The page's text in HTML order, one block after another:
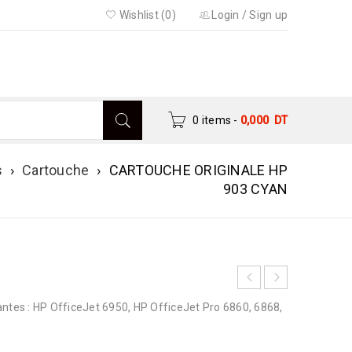
Login /Sign up
Wishlist (0)
0 items - 0,000 DT
› Cartouche › CARTOUCHE ORIGINALE HP
903 CYAN
: HP OfficeJet 6950, HP OfficeJet Pro 6860, 6868,